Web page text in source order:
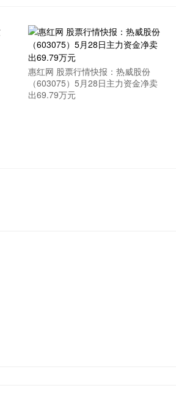
惠红网 股票行情快报：热威股份
（603075）5月28日主力资金净卖
出69.79万元